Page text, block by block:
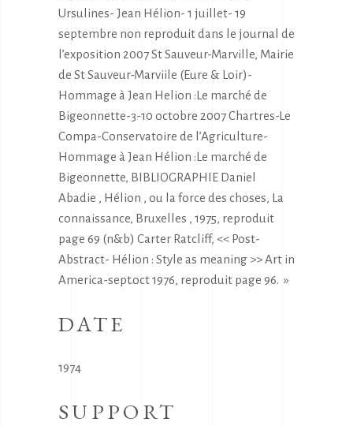
Ursulines- Jean Hélion- 1 juillet- 19
septembre non reproduit dans le journal de
l’exposition 2007 St Sauveur-Marville, Mairie
de St Sauveur-Marviile (Eure & Loir)-
Hommage à Jean Helion :Le marché de
Bigeonnette-3-10 octobre 2007 Chartres-Le
Compa-Conservatoire de l’Agriculture-
Hommage à Jean Hélion :Le marché de
Bigeonnette, BIBLIOGRAPHIE Daniel
Abadie , Hélion , ou la force des choses, La
connaissance, Bruxelles , 1975, reproduit
page 69 (n&b) Carter Ratcliff, << Post-
Abstract- Hélion : Style as meaning >> Art in
America-sept.oct 1976, reproduit page 96. »
DATE
1974
SUPPORT